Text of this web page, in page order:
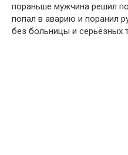
пораньше мужчина решил
попал в аварию и поранил
без больницы и серьёзных